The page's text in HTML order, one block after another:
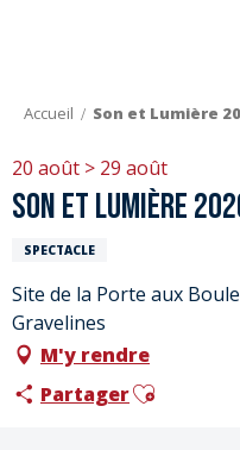
Accueil Son et Lumière
20 août > 29 août
Son et Lumière
SPECTACLE
Site de la Porte aux
Gravelines
M'y rendre
PartagerAjouter aux